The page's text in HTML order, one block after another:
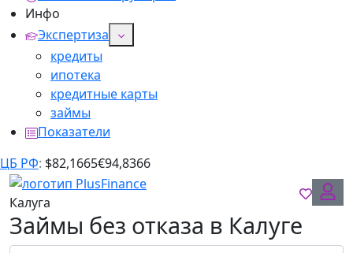
Инфо
Экспертиза
кредиты
ипотека
кредитные карты
займы
Показатели
ЦБ РФ: $82,1665€94,8366
Калуга
Займы без отказа в Калуге